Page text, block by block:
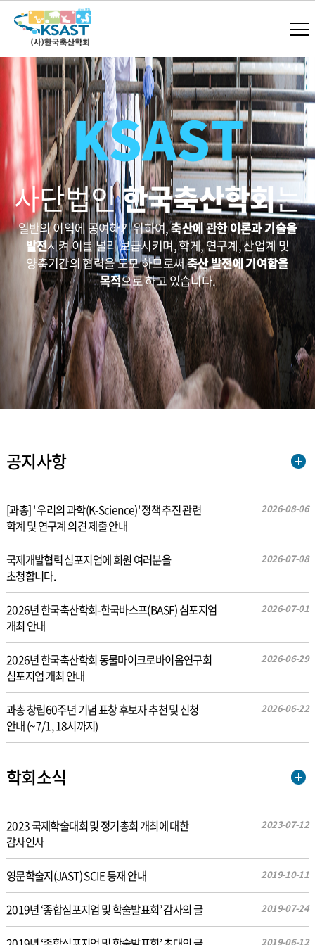
KSAST
사단법인한국축산학회는
일반의 이익에 공여하기 위하여,축산에 관한 이론과 기술을
발전시켜이를 널리 보급시키며, 학게, 연구계, 산업계 및
양축기간의 협력을 도모하므로써축산 발전에 기여함을
목적으로 하고 있습니다.
공지사항
[과총] ' 우리의 과학(K-Science)' 정책 추진 관련
학계 및 연구계 의견 제출 안내
2026-08-06
국제개발협력 심포지엄에 회원 여러분을
초청합니다.
2026-07-08
2026년 한국축산학회-한국바스프(BASF) 심포지엄
개최 안내
2026-07-01
2026년 한국축산학회 동물마이크로바이옴연구회
심포지엄 개최 안내
2026-06-29
과총 창립60주년 기념 표창 후보자 추천 및 신청
안내 (~7/1, 18시까지)
2026-06-22
학회소식
2023 국제학술대회 및 정기총회 개최에 대한
감사인사
2023-07-12
영문학술지(JAST) SCIE 등재 안내 2019-10-11
2019년 ‘종합심포지엄 및 학술발표회’ 감사의 글 2019-07-24
2019-06-12